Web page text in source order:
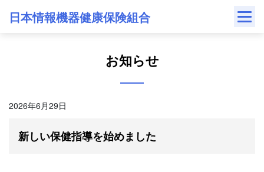
日本情報機器健康保険組合
お知らせ
2026年6月29日
新しい保健指導を始めました